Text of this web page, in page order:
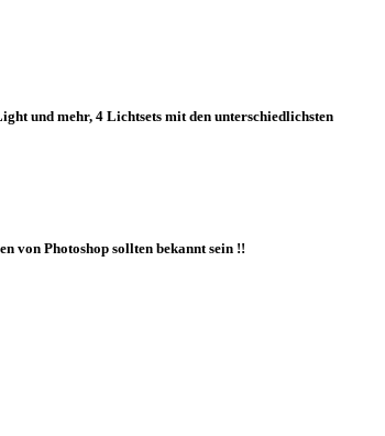
und mehr, 4 Lichtsets mit den unterschiedlichsten
von Photoshop sollten bekannt sein !!